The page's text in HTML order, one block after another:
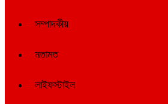
সম্পাদকীয়
মতামত
লাইফস্টাইল